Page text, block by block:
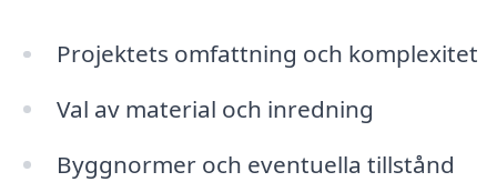
Projektets omfattning och komplexitet
Val av material och inredning
Byggnormer och eventuella tillstånd